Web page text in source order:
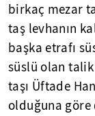
birkaç mezar
taş levhanın
başka etrafı
süslü olan talik
taşı Üftade
olduğuna göre